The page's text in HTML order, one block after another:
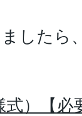
したら
式）【必